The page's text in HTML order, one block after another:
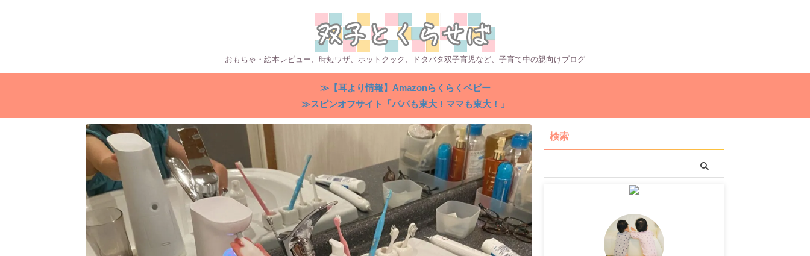
おもちゃ・絵本レビュー、時短ワザ、ホットクック、ドタバタ双子育児など、子育て中の親向けブログ
≫【耳より情報】Amazonらくらくベビー
≫スピンオフサイト「パパも東大！ママも東大！」
検索